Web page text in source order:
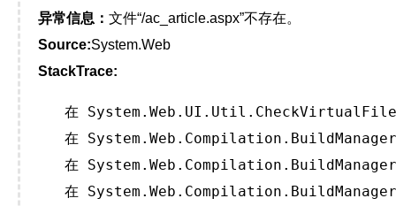
异常信息： 文件“/ac_article.aspx”不存在。
Source:System.Web
StackTrace:
在
在
在
在